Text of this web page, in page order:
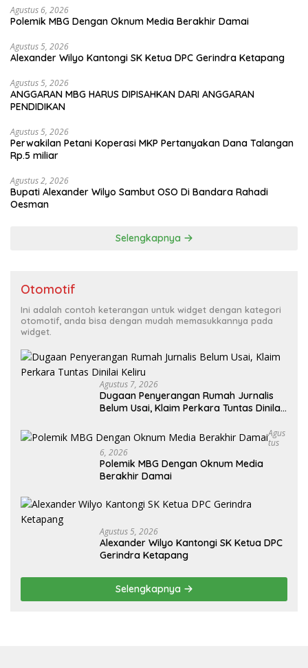
Agustus 6, 2026
Polemik MBG Dengan Oknum Media Berakhir Damai
Agustus 5, 2026
Alexander Wilyo Kantongi SK Ketua DPC Gerindra Ketapang
Agustus 5, 2026
ANGGARAN MBG HARUS DIPISAHKAN DARI ANGGARAN
PENDIDIKAN
Agustus 5, 2026
Perwakilan Petani Koperasi MKP Pertanyakan Dana Talangan
Rp.5 miliar
Agustus 2, 2026
Bupati Alexander Wilyo Sambut OSO Di Bandara Rahadi
Oesman
Selengkapnya
Otomotif
Ini adalah contoh keterangan untuk widget dengan kategori
otomotif, anda bisa dengan mudah memasukkannya pada
widget.
Agustus 7, 2026
Dugaan Penyerangan Rumah Jurnalis
Belum Usai, Klaim Perkara Tuntas Dinilai
Agus
Tus
6, 2026
Polemik MBG Dengan Oknum Media
Berakhir Damai
Agustus 5, 2026
Alexander Wilyo Kantongi SK Ketua DPC
Gerindra Ketapang
Selengkapnya